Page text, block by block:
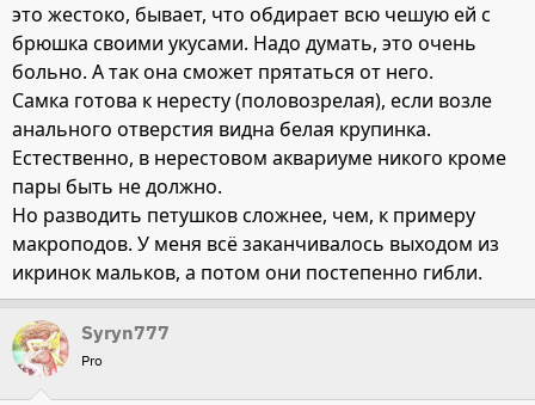
это жестоко, бывает, что обдирает всю чешую ей с
брюшка своими укусами. Надо думать, это очень
больно. А так она сможет прятаться от него.
Самка готова к нересту (половозрелая), если возле
анального отверстия видна белая крупинка.
Естественно, в нерестовом аквариуме никого кроме
пары быть не должно.
Но разводить петушков сложнее, чем, к примеру
макроподов. У меня всё заканчивалось выходом из
икринок мальков, а потом они постепенно гибли.
Syryn777
Pro